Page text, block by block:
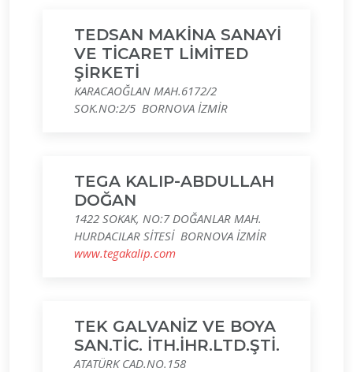
TEDSAN MAKİNA SANAYİ
VE TİCARET LİMİTED
ŞİRKETİ
KARACAOĞLAN MAH.6172/2
SOK.NO:2/5 BORNOVA İZMİR
TEGA KALIP-ABDULLAH
DOĞAN
1422 SOKAK, NO:7 DOĞANLAR MAH.
HURDACILAR SİTESİ BORNOVA İZMİR
www.tegakalip.com
TEK GALVANİZ VE BOYA
SAN.TİC. İTH.İHR.LTD.ŞTİ.
ATATÜRK CAD.NO.158